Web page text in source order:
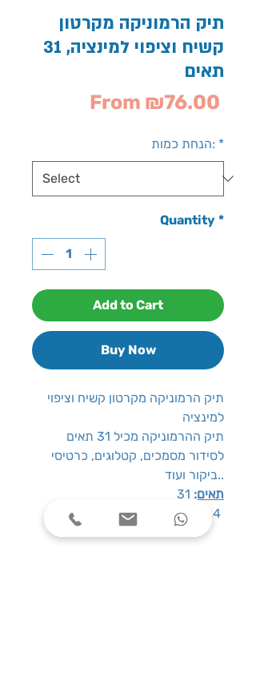
תיק הרמוניקה מקרטון
קשיח וציפוי למינציה, 31
תאים
From ₪76.00
הנחת כמות: *
Quantity *
Add to Cart
Buy Now
תיק הרמוניקה מקרטון קשיח וציפוי
למינציה
תיק ההרמוניקה מכיל 31 תאים
לסידור מסמכים, קטלוגים, כרטיסי
ביקור ועוד..
תאים:
31
גודל
A4